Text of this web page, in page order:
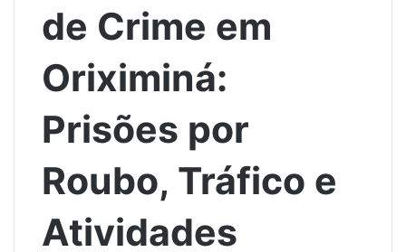
de Crime em
Oriximiná:
Prisões por
Roubo, Tráfico e
Atividades